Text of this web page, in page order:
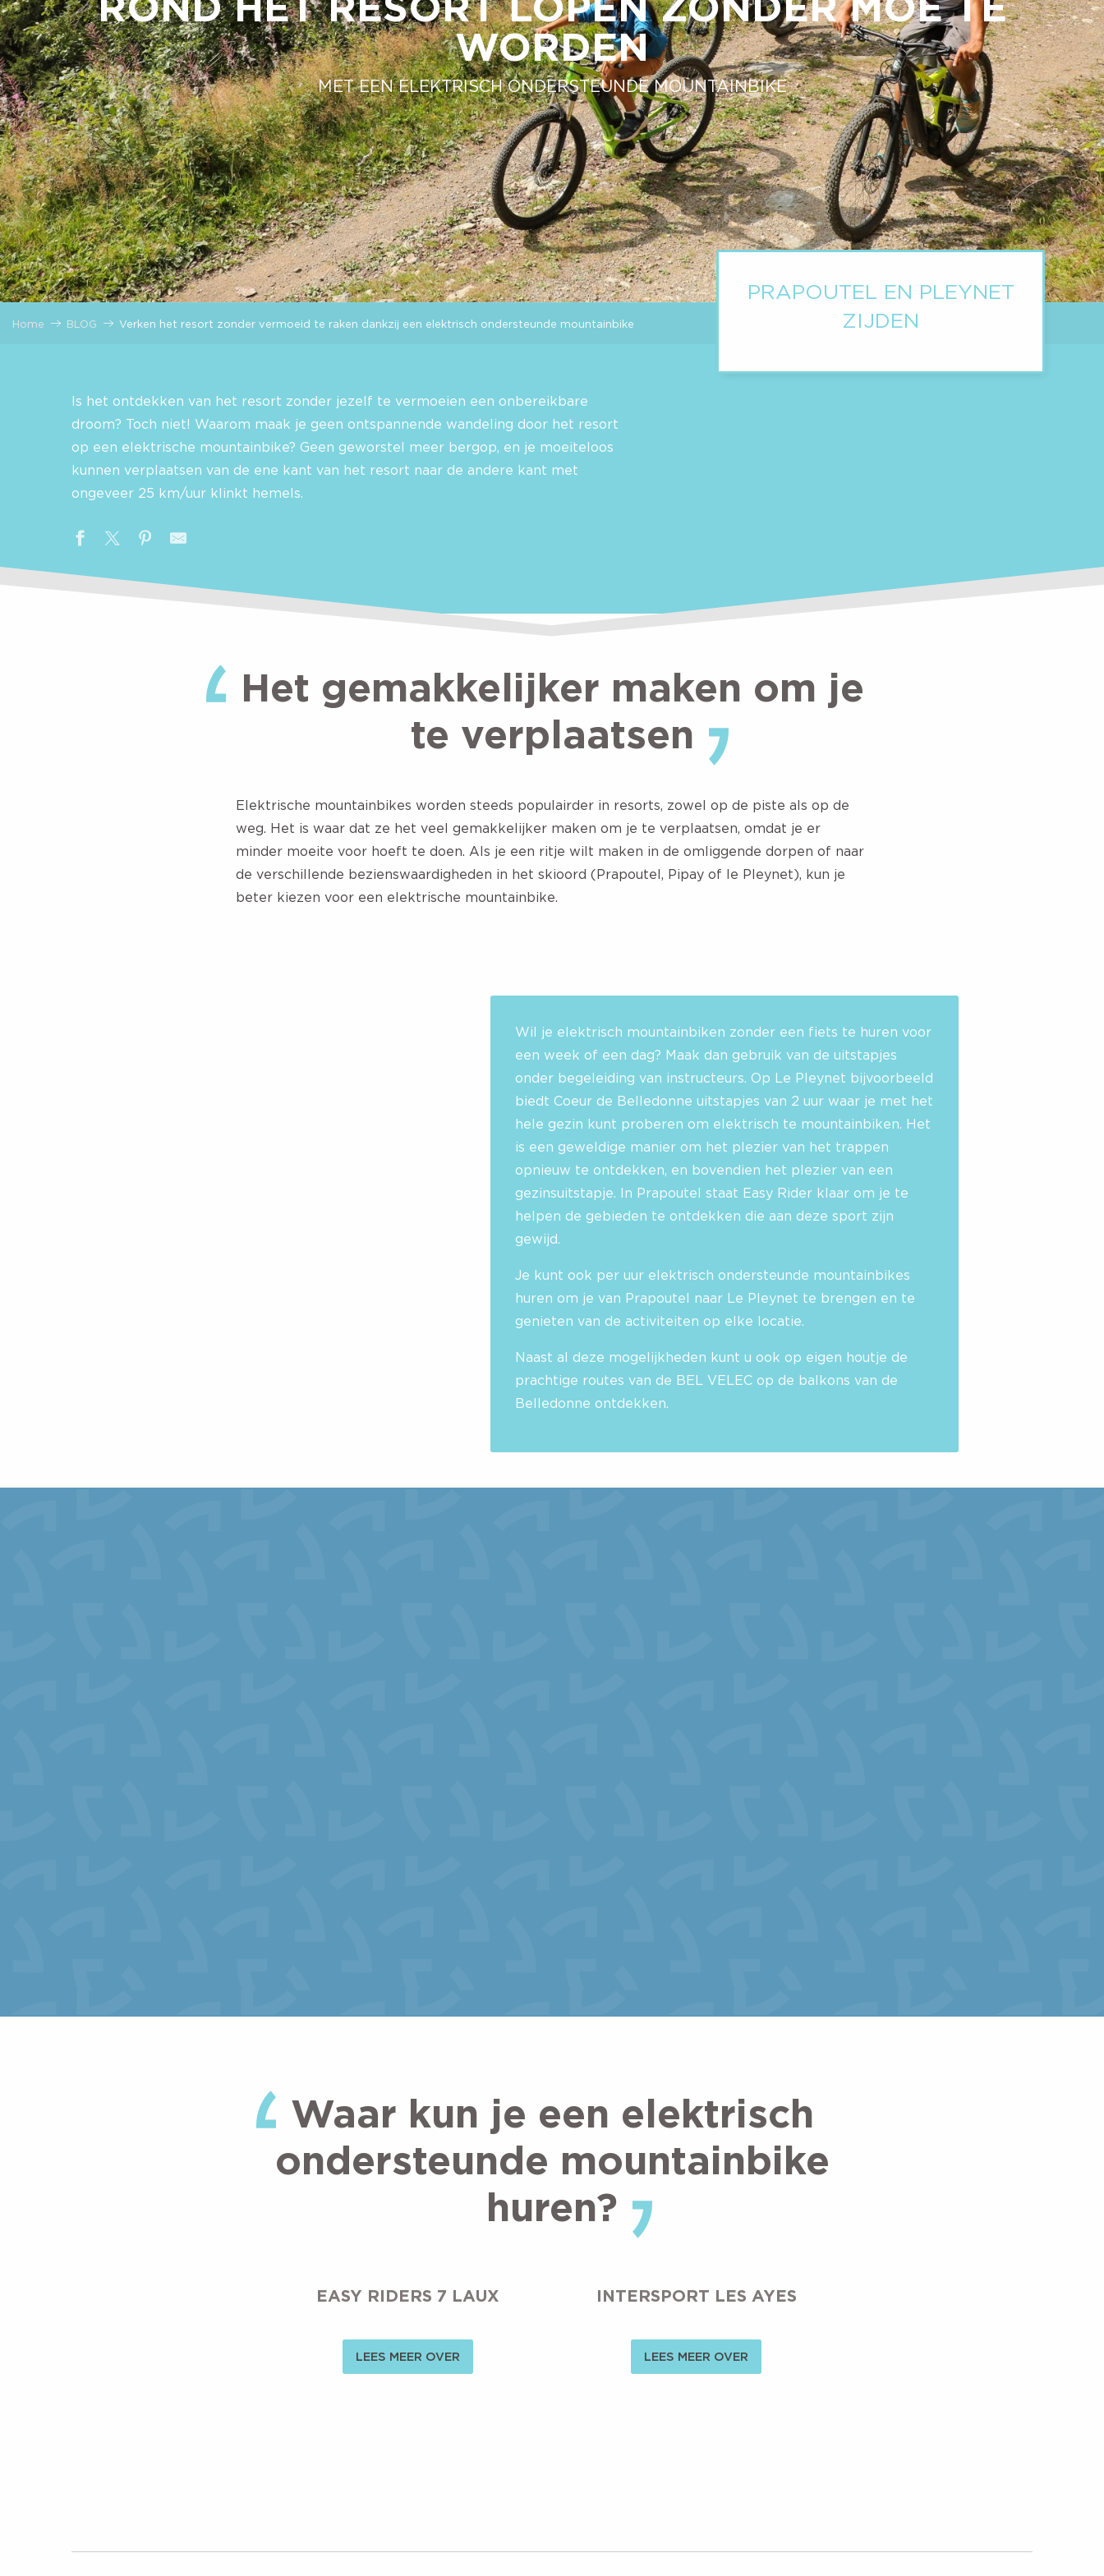
WORDEN
MET EEN ELEKTRISCH ONDERSTEUNDE MOUNTAINBIKE
Home BLOG Verken het resort zonder vermoeid te raken dankzij een elektrisch ondersteunde mountainbike
Is het ontdekken van het resort zonder jezelf te vermoeien een onbereikbare
droom? Toch niet! Waarom maak je geen ontspannende wandeling door het resort
op een elektrische mountainbike? Geen geworstel meer bergop, en je moeiteloos
kunnen verplaatsen van de ene kant van het resort naar de andere kant met
ongeveer 25 km/uur klinkt hemels.
PRAPOUTEL EN PLEYNET
ZIJDEN
Het gemakkelijker maken om je
te verplaatsen
Elektrische mountainbikes worden steeds populairder in resorts, zowel op de piste als op de
weg. Het is waar dat ze het veel gemakkelijker maken om je te verplaatsen, omdat je er
minder moeite voor hoeft te doen. Als je een ritje wilt maken in de omliggende dorpen of naar
de verschillende bezienswaardigheden in het skioord (Prapoutel, Pipay of le Pleynet), kun je
beter kiezen voor een elektrische mountainbike.
Wil je elektrisch mountainbiken zonder een fiets te huren voor
een week of een dag? Maak dan gebruik van de uitstapjes
onder begeleiding van instructeurs. Op Le Pleynet bijvoorbeeld
biedt Coeur de Belledonne uitstapjes van 2 uur waar je met het
hele gezin kunt proberen om elektrisch te mountainbiken. Het
is een geweldige manier om het plezier van het trappen
opnieuw te ontdekken, en bovendien het plezier van een
gezinsuitstapje. In Prapoutel staat Easy Rider klaar om je te
helpen de gebieden te ontdekken die aan deze sport zijn
gewijd.
Je kunt ook per uur elektrisch ondersteunde mountainbikes
huren om je van Prapoutel naar Le Pleynet te brengen en te
genieten van de activiteiten op elke locatie.
Naast al deze mogelijkheden kunt u ook op eigen houtje de
prachtige routes van de BEL VELEC op de balkons van de
Belledonne ontdekken.
Waar kun je een elektrisch
ondersteunde mountainbike
huren?
EASY RIDERS 7 LAUX
LEES MEER OVER
INTERSPORT LES AYES
LEES MEER OVER